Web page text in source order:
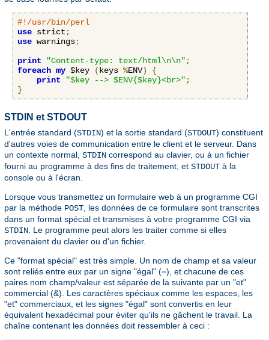
#!/usr/bin/perl
use strict;
use warnings;
print
"Content-type: text/html\n\n";
foreach my $key (keys %ENV)
{
print
"$key --> $ENV{$key}<br>";
}
STDIN et STDOUT
L'entrée standard (STDIN) et la sortie standard (STDOUT) constituent
d'autres voies de communication entre le client et le serveur. Dans
un contexte normal, STDIN correspond au clavier, ou à un fichier
fourni au programme à des fins de traitement, et STDOUT à la
console ou à l'écran.
Lorsque vous transmettez un formulaire web à un programme CGI
par la méthode POST , les données de ce formulaire sont transcrites
dans un format spécial et transmises à votre programme CGI via
STDIN . Le programme peut alors les traiter comme si elles
provenaient du clavier ou d'un fichier.
Ce "format spécial" est très simple. Un nom de champ et sa valeur
sont reliés entre eux par un signe "égal" (=), et chacune de ces
paires nom champ/valeur est séparée de la suivante par un "et"
commercial (&). Les caractères spéciaux comme les espaces, les
"et" commerciaux, et les signes "égal" sont convertis en leur
équivalent hexadécimal pour éviter qu'ils ne gâchent le travail. La
chaîne contenant les données doit ressembler à ceci :